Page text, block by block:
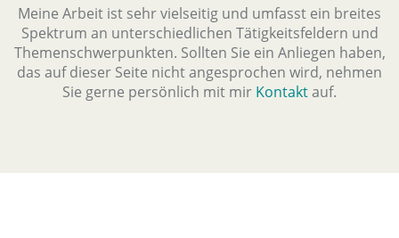
Meine Arbeit ist sehr vielseitig und umfasst ein breites
Spektrum an unterschiedlichen Tätigkeitsfeldern und
Themenschwerpunkten. Sollten Sie ein Anliegen haben,
das auf dieser Seite nicht angesprochen wird, nehmen
Sie gerne persönlich mit mir Kontaktauf.